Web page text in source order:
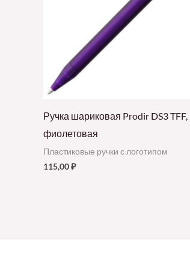
Ручка шариковая Prodir DS3 TFF,
фиолетовая
Пластиковые ручки с логотипом
115,00₽